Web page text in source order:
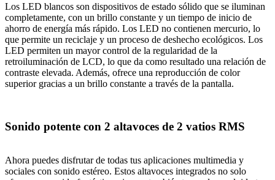
Los LED blancos son dispositivos de estado sólido que se iluminan
completamente, con un brillo constante y un tiempo de inicio de
ahorro de energía más rápido. Los LED no contienen mercurio, lo
que permite un reciclaje y un proceso de deshecho ecológicos. Los
LED permiten un mayor control de la regularidad de la
retroiluminación de LCD, lo que da como resultado una relación de
contraste elevada. Además, ofrece una reproducción de color
superior gracias a un brillo constante a través de la pantalla.
Sonido potente con 2 altavoces de 2 vatios RMS
Ahora puedes disfrutar de todas tus aplicaciones multimedia y
sociales con sonido estéreo. Estos altavoces integrados no solo